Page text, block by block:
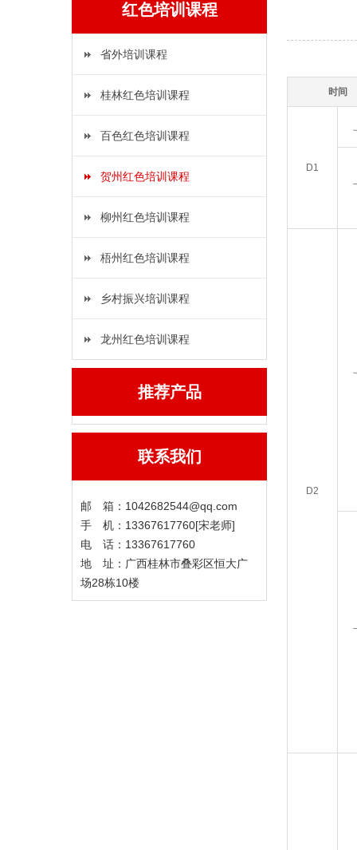
红色培训课程
省外培训课程
桂林红色培训课程
百色红色培训课程
贺州红色培训课程
柳州红色培训课程
梧州红色培训课程
乡村振兴培训课程
龙州红色培训课程
推荐产品
联系我们
邮 箱：1042682544@qq.com
手 机：13367617760[宋老师]
电 话：13367617760
地 址：广西桂林市叠彩区恒大广
场28栋10楼
时间
D1
D2